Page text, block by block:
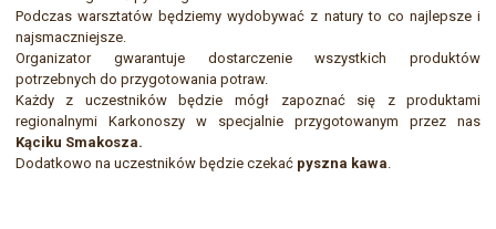
Podczas warsztatów będziemy wydobywać z natury to co najlepsze i
najsmaczniejsze.
Organizator gwarantuje dostarczenie wszystkich produktów
potrzebnych do przygotowania potraw.
Każdy z uczestników będzie mógł zapoznać się z produktami
regionalnymi Karkonoszy w specjalnie przygotowanym przez nas
Kąciku Smakosza.
Dodatkowo na uczestników będzie czekać pyszna kawa.